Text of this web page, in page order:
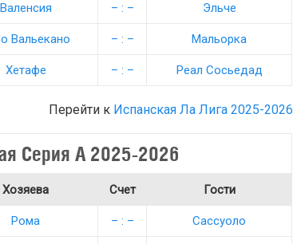
Валенсия – : – Эльче
Вальекано – : – Мальорка
Хетафе – : – Реал Сосьедад
Испанская Ла Лига 2025-2026
Перейти к
Серия А 2025-2026
Хозяева Счет Гости
Рома – : – Сассуоло